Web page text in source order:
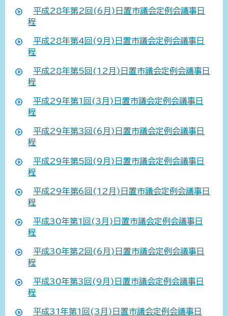
平成28年第2回(6月)日置市議会定例会議事日
程
平成28年第4回(9月)日置市議会定例会議事日
程
平成28年第5回(12月)日置市議会定例会議事日
程
平成29年第1回(3月)日置市議会定例会議事日
程
平成29年第3回(6月)日置市議会定例会議事日
程
平成29年第5回(9月)日置市議会定例会議事日
程
平成29年第6回(12月)日置市議会定例会議事日
程
平成30年第1回(3月)日置市議会定例会議事日
程
平成30年第2回(6月)日置市議会定例会議事日
程
平成30年第3回(9月)日置市議会定例会議事日
程
平成31年第1回(3月)日置市議会定例会議事日